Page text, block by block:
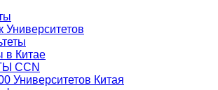
Университетов
в Китае
ССN
Университетов Китая